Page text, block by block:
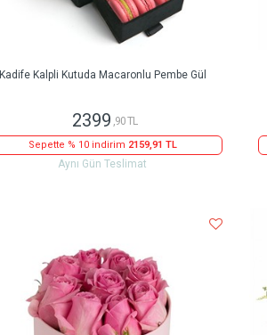
Kadife Kalpli Kutuda Macaronlu Pembe Gül
2399 ,90 TL
Sepette % 10 indirim 2159,91 TL
Aynı Gün Teslimat